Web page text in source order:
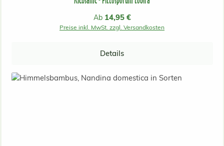
Regulärer Preis:
Ab 14,95 €
Preise inkl. MwSt. zzgl. Versandkosten
Details